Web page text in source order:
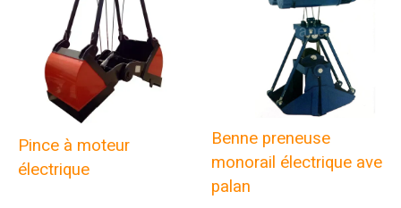
Pince à moteur
électrique
Benne preneuse
monorail électrique avec
palan